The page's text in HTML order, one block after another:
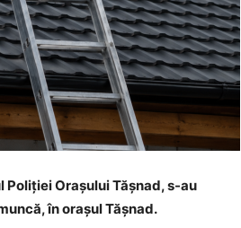
Poliției Orașului Tășnad, s-au
în orașul Tășnad.